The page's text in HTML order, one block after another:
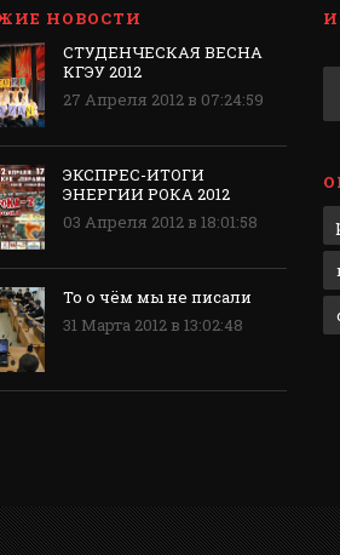
НОВОСТИ
СТУДЕНЧЕСКАЯ ВЕСНА
КГЭУ 2012
27 Апреля 2012 в 07:24:59
ЭКСПРЕС-ИТОГИ
ЭНЕРГИИ РОКА 2012
03 Апреля 2012 в 18:01:58
То о чём мы не писали
31 Марта 2012 в 13:02:48